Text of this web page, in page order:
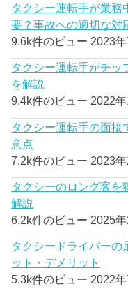
タクシー運転手が業務
要？事故への適切な対
9.6k件のビュー 2023
タクシー運転手がチッ
を解説
9.4k件のビュー 2022
タクシー運転手の面接
意点
7.2k件のビュー 2023
タクシーのロング客を
解説
6.2k件のビュー 2025
タクシードライバーの
ット・デメリット
5.3k件のビュー 2022